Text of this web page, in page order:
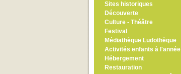
Sites historiques
Découverte
Culture - Théâtre
Festival
Médiathèque Ludothèque
Activités enfants à l'année
Hébergement
Restauration